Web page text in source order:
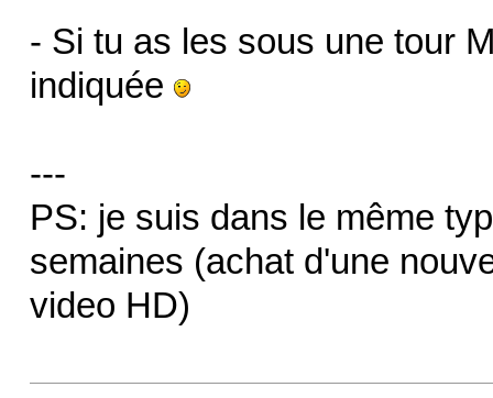
- Si tu as les sous une tour
indiquée
---
PS: je suis dans le même
semaines (achat d'une
video HD)